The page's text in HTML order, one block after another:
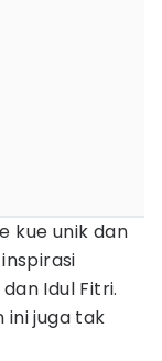
kue unik dan
Idul Fitri.
ini juga tak